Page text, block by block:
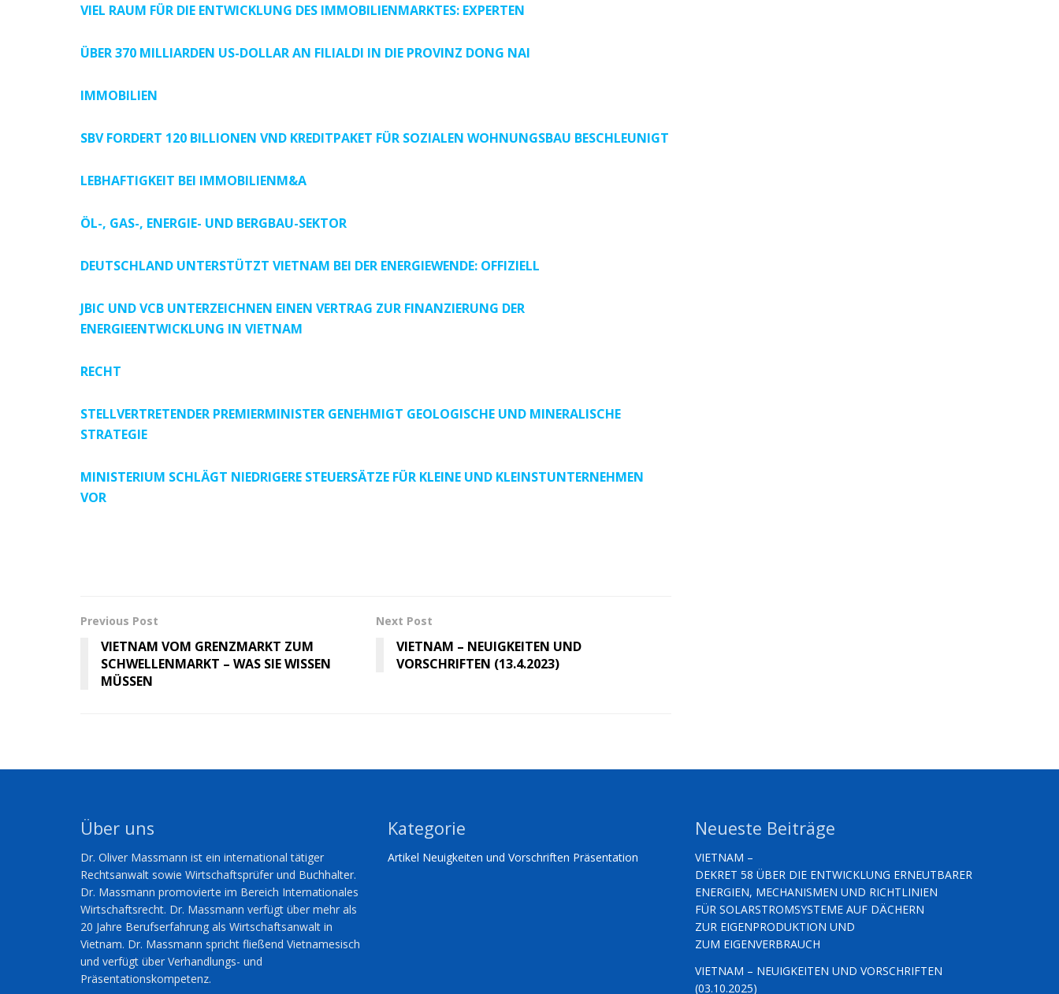
VIEL RAUM FÜR DIE ENTWICKLUNG DES IMMOBILIENMARKTES: EXPERTEN
ÜBER 370 MILLIARDEN US-DOLLAR AN FILIALDI IN DIE PROVINZ DONG NAI
IMMOBILIEN
SBV FORDERT 120 BILLIONEN VND KREDITPAKET FÜR SOZIALEN WOHNUNGSBAU BESCHLEUNIGT
LEBHAFTIGKEIT BEI IMMOBILIENM&A
ÖL-, GAS-, ENERGIE- UND BERGBAU-SEKTOR
DEUTSCHLAND UNTERSTÜTZT VIETNAM BEI DER ENERGIEWENDE: OFFIZIELL
JBIC UND VCB UNTERZEICHNEN EINEN VERTRAG ZUR FINANZIERUNG DER
ENERGIEENTWICKLUNG IN VIETNAM
RECHT
STELLVERTRETENDER PREMIERMINISTER GENEHMIGT GEOLOGISCHE UND MINERALISCHE
STRATEGIE
MINISTERIUM SCHLÄGT NIEDRIGERE STEUERSÄTZE FÜR KLEINE UND KLEINSTUNTERNEHMEN
VOR
Previous Post
VIETNAM VOM GRENZMARKT ZUM
SCHWELLENMARKT – WAS SIE WISSEN
MÜSSEN
Next Post
VIETNAM – NEUIGKEITEN UND
VORSCHRIFTEN (13.4.2023)
Über uns
Dr. Oliver Massmann ist ein international tätiger
Rechtsanwalt sowie Wirtschaftsprüfer und Buchhalter.
Dr. Massmann promovierte im Bereich Internationales
Wirtschaftsrecht. Dr. Massmann verfügt über mehr als
20 Jahre Berufserfahrung als Wirtschaftsanwalt in
Vietnam. Dr. Massmann spricht fließend Vietnamesisch
und verfügt über Verhandlungs- und
Präsentationskompetenz.
Kategorie
Artikel Neuigkeiten und Vorschriften Präsentation
Neueste Beiträge
VIETNAM –
DEKRET 58 ÜBER DIE ENTWICKLUNG ERNEUTBARER
ENERGIEN, MECHANISMEN UND RICHTLINIEN
FÜR SOLARSTROMSYSTEME AUF DÄCHERN
ZUR EIGENPRODUKTION UND
ZUM EIGENVERBRAUCH
VIETNAM – NEUIGKEITEN UND VORSCHRIFTEN
(03.10.2025)